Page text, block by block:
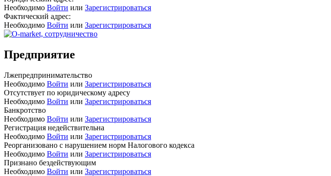
Необходимо Войти или Зарегистрироваться
Фактический адрес:
Необходимо Войти или Зарегистрироваться
Предприятие
Лжепредпринимательство
Необходимо Войти или Зарегистрироваться
Отсутствует по юридическому адресу
Необходимо Войти или Зарегистрироваться
Банкротство
Необходимо Войти или Зарегистрироваться
Регистрация недействительна
Необходимо Войти или Зарегистрироваться
Реорганизовано с нарушением норм Налогового кодекса
Необходимо Войти или Зарегистрироваться
Признано бездействующим
Необходимо Войти или Зарегистрироваться